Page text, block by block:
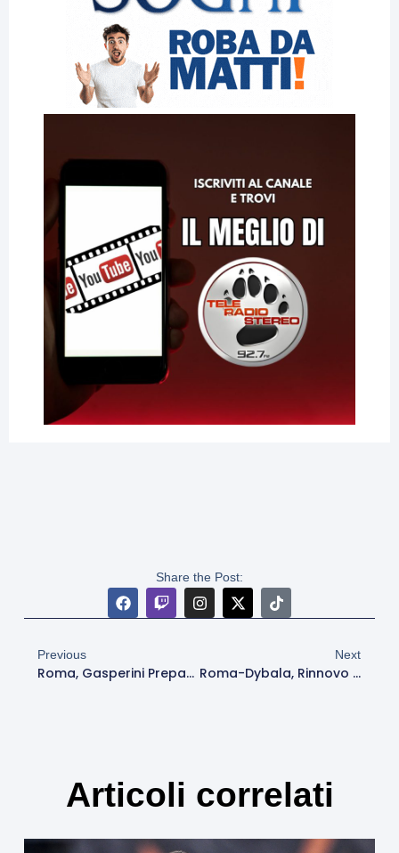
Share the Post:
Previous
Roma, Gasperini Prepara La Rivoluzione: Cinque Acquisti Per La Nuova Stagione
Next
Roma-Dybala, Rinnovo A Un Passo: Può Esserci Anche L’opzione Per Il 2028
Articoli correlati